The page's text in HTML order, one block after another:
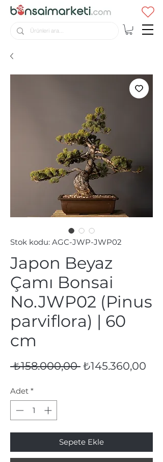
Stok kodu: AGC-JWP-JWP02
Japon Beyaz
Çamı Bonsai
No.JWP02 (Pinus
parviflora) | 60
cm
₺158.000,00 Normal
₺145.360,00
Adet *
Sepete Ekle